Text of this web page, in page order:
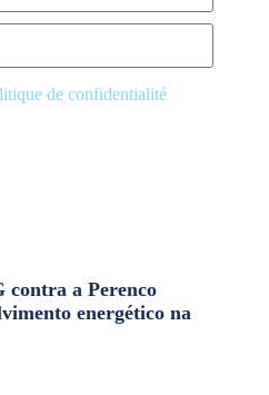
de confidentialité
contra a Perenco
energético na